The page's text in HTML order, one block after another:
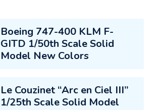
Boeing 747-400 KLM F-
GITD 1/50th Scale Solid
Model New Colors
Le Couzinet “Arc en Ciel III”
1/25th Scale Solid Model